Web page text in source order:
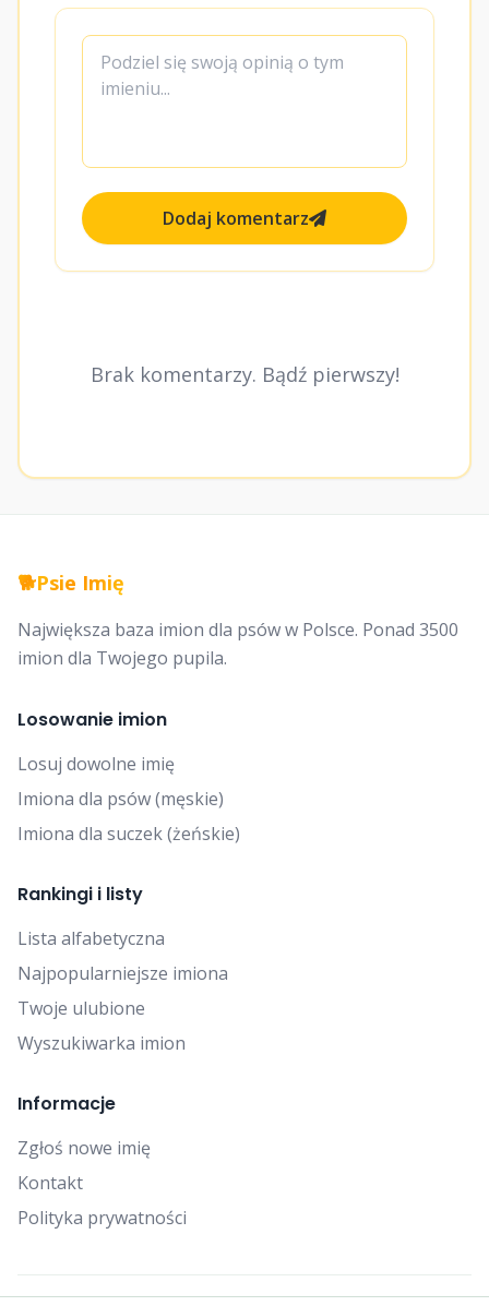
Dodaj komentarz
Brak komentarzy. Bądź pierwszy!
🐕Psie Imię
Największa baza imion dla psów w Polsce. Ponad 3500
imion dla Twojego pupila.
Losowanie imion
Losuj dowolne imię
Imiona dla psów (męskie)
Imiona dla suczek (żeńskie)
Rankingi i listy
Lista alfabetyczna
Najpopularniejsze imiona
Twoje ulubione
Wyszukiwarka imion
Informacje
Zgłoś nowe imię
Kontakt
Polityka prywatności